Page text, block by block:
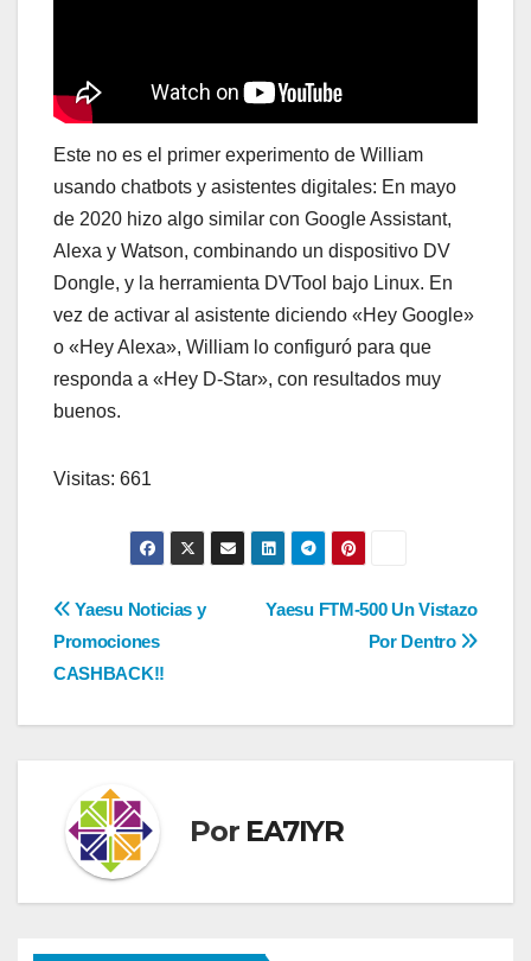
Este no es el primer experimento de William
usando chatbots y asistentes digitales: En mayo
de 2020 hizo algo similar con Google Assistant,
Alexa y Watson, combinando un dispositivo DV
Dongle, y la herramienta DVTool bajo Linux. En
vez de activar al asistente diciendo «Hey Google»
o «Hey Alexa», William lo configuró para que
responda a «Hey D-Star», con resultados muy
buenos.
Visitas: 661
Navegación
de
entradas
Yaesu FTM-500 Un Vistazo
Por Dentro
Yaesu Noticias y
Promociones
CASHBACK!!
Por EA7IYR